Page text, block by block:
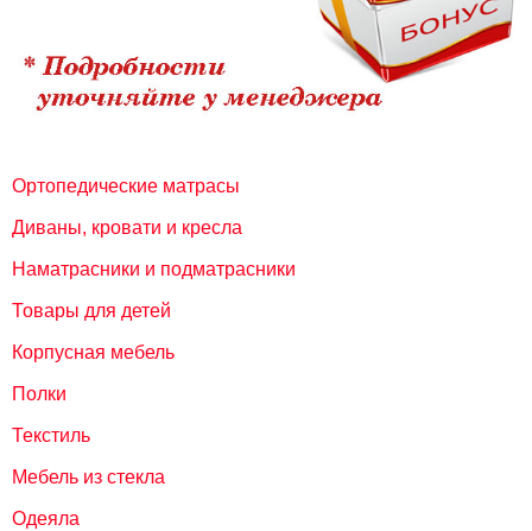
Ортопедические матрасы
Диваны, кровати и кресла
Наматрасники и подматрасники
Товары для детей
Корпусная мебель
Полки
Текстиль
Мебель из стекла
Одеяла